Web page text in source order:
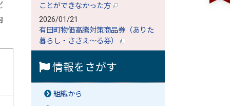
ことができなかった方
2026/01/21
有田町物価高騰対策商品券（ありた
暮らし・ささえ～る券）
情報をさがす
組織から